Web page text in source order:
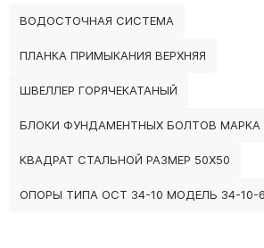
ВОДОСТОЧНАЯ СИСТЕМА
ПЛАНКА ПРИМЫКАНИЯ ВЕРХНЯЯ
ШВЕЛЛЕР ГОРЯЧЕКАТАНЫЙ
БЛОКИ ФУНДАМЕНТНЫХ БОЛТОВ МАРКА
КВАДРАТ СТАЛЬНОЙ РАЗМЕР 50Х50
ОПОРЫ ТИПА ОСТ 34-10 МОДЕЛЬ 34-10-